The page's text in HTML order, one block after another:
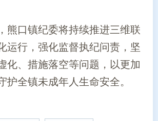
熊口镇纪委将持续推进三维联
运行，强化监督执纪问责，坚
化、措施落空等问题，以更加
护全镇未成年人生命安全。